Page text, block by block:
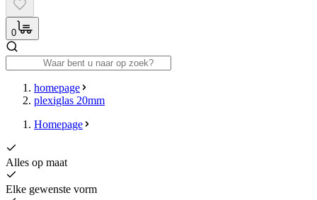
0
homepage
plexiglas 20mm
Homepage
Alles op maat
Elke gewenste vorm